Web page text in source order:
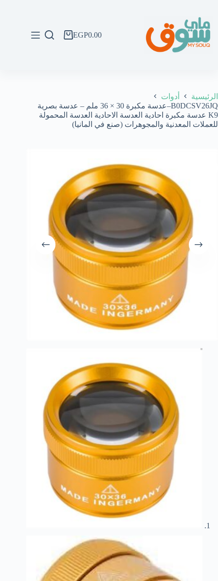
المحتوى
عربةEGP0.00
الرئيسية
أدوات
B0DCSV26JQ–عدسة مكبرة 30 × 36 ملم – عدسة بصرية
K9 عدسة مكبرة احادية العدسة الاحادية العدسة المحمولة
للعملات المعدنية والمجوهرات (صنع في المانيا)